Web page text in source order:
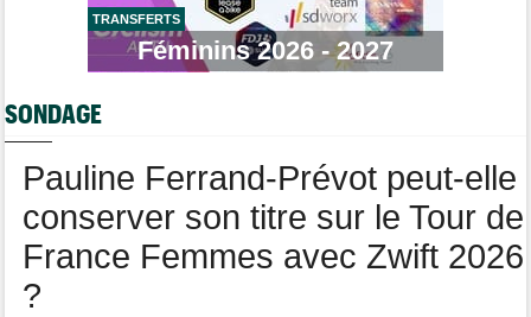
Route
Isaac Del Toro prolonge avec la formation UAE Team Emirates-
XRG
Tour de Pologne
TRANSFERTS
Féminins 2026 - 2027
SONDAGE
Pauline Ferrand-Prévot peut-elle
conserver son titre sur le Tour de
France Femmes avec Zwift 2026
?